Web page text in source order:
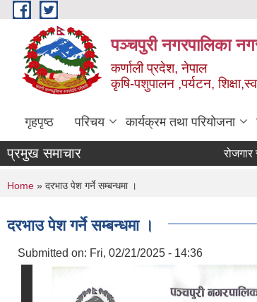
Skip to main content
पञ्चपुरी नगरपालिका
कर्णाली प्रदेश, नेपाल
कृषि-पशुपालन ,पर्यटन,
गृहपृष्ठ परिचय कार्यक्रम तथा परियोजना
प्रमुख समाचार
You are here
Home » दरभाउ पेश गर्ने सम्बन्धमा ।
दरभाउ पेश गर्ने सम्बन्धमा ।
Submitted on: Fri, 02/21/2025 - 14:36